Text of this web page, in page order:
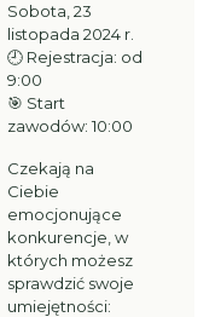
Sobota, 23
listopada 2024 r.
🕘 Rejestracja: od
9:00
🎯 Start
zawodów: 10:00
Czekają na
Ciebie
emocjonujące
konkurencje, w
których możesz
sprawdzić swoje
umiejętności: